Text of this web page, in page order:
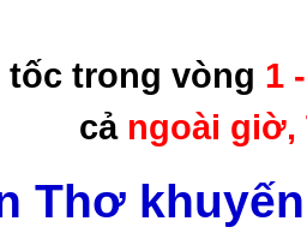
tốc trong vòng 1
cả ngoài giờ,
Thơ